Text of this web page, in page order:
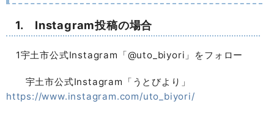
1. Instagram投稿の場合
1宇土市公式Instagram「@uto_biyori」をフォロー
宇土市公式Instagram「うとびより」
https://www.instagram.com/uto_biyori/